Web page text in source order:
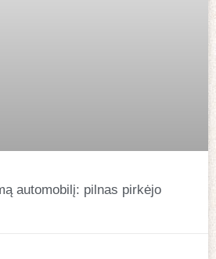
automobilį: pilnas pirkėjo